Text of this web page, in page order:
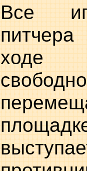
Все
ходе
свободно